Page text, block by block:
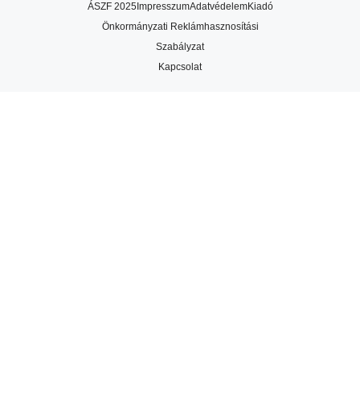
ÁSZF 2025ImpresszumAdatvédelemKiadó
Önkormányzati Reklámhasznosítási
Szabályzat
Kapcsolat